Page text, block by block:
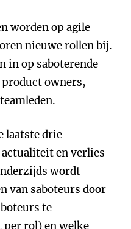
worden op agile
nieuwe rollen bij.
in op saboterende
owners,
laatste drie
en verlies
wordt
van saboteurs door
te
rol) en welke